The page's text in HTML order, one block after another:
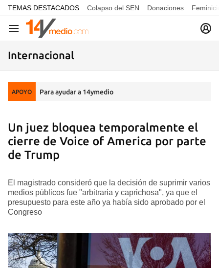
common.go-to-content
TEMAS DESTACADOS Colapso del SEN Donaciones
Navegación
Internacional
APOYO Para ayudar a 14ymedio
Un juez bloquea temporalmente el
cierre de Voice of America por parte
de Trump
El magistrado consideró que la decisión de suprimir varios
medios públicos fue "arbitraria y caprichosa", ya que el
presupuesto para este año ya había sido aprobado por el
Congreso